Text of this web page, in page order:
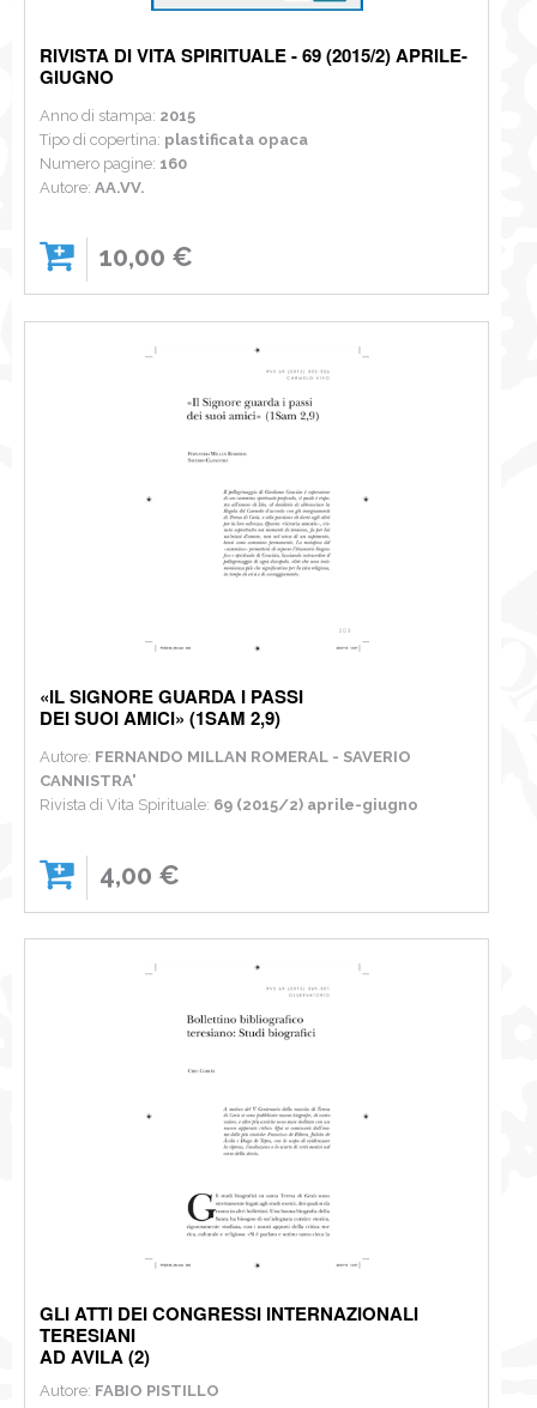
RIVISTA DI VITA SPIRITUALE - 69 (2015/2) APRILE-
GIUGNO
Anno di stampa: 2015
Tipo di copertina: plastificata opaca
Numero pagine: 160
Autore: AA.VV.
10,00 €
«IL SIGNORE GUARDA I PASSI
DEI SUOI AMICI» (1SAM 2,9)
Autore: FERNANDO MILLAN ROMERAL - SAVERIO
CANNISTRA'
Rivista di Vita Spirituale: 69 (2015/2) aprile-giugno
4,00 €
GLI ATTI DEI CONGRESSI INTERNAZIONALI
TERESIANI
AD AVILA (2)
Autore: FABIO PISTILLO